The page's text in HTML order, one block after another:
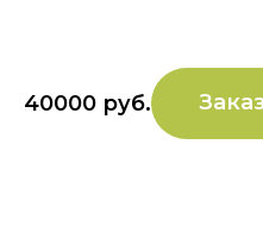
40000 руб.